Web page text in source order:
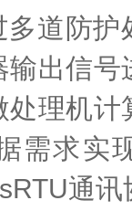
道防护
出信
理机
需求实
通讯